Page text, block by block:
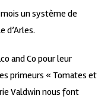
un système de
d’Arles.
and Co pour leur
primeurs « Tomates et
Valdwin nous font